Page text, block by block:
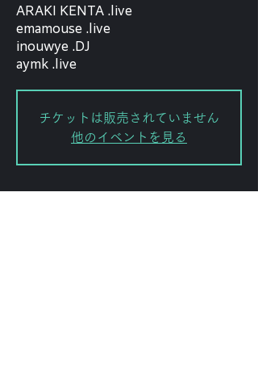
ARAKI KENTA .live
emamouse .live
inouwye .DJ
aymk .live
チケットは販売されていません
他のイベントを見る